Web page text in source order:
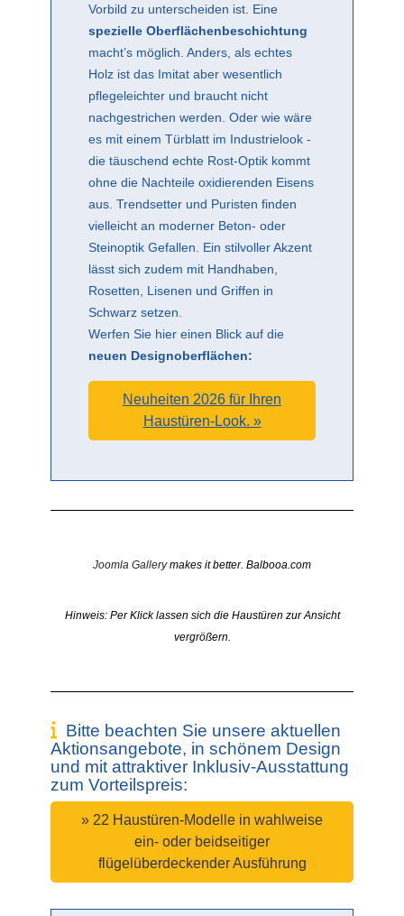
Vorbild zu unterscheiden ist. Eine
spezielle Oberflächenbeschichtung
macht’s möglich. Anders, als echtes
Holz ist das Imitat aber wesentlich
pflegeleichter und braucht nicht
nachgestrichen werden. Oder wie wäre
es mit einem Türblatt im Industrielook -
die täuschend echte Rost-Optik kommt
ohne die Nachteile oxidierenden Eisens
aus. Trendsetter und Puristen finden
vielleicht an moderner Beton- oder
Steinoptik Gefallen. Ein stilvoller Akzent
lässt sich zudem mit Handhaben,
Rosetten, Lisenen und Griffen in
Schwarz setzen.
Werfen Sie hier einen Blick auf die
neuen Designoberflächen:
Neuheiten 2026 für Ihren
Haustüren-Look. »
Joomla Gallerymakes it better. Balbooa.com
Hinweis: Per Klick lassen sich die Haustüren zur Ansicht
vergrößern.
Bitte beachten Sie unsere aktuellen
Aktionsangebote, in schönem Design
und mit attraktiver Inklusiv-Ausstattung
zum Vorteilspreis:
» 22 Haustüren-Modelle in wahlweise
ein- oder beidseitiger
flügelüberdeckender Ausführung